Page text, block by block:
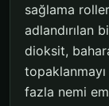
sağlama
adlandırılan
dioksit,
fazla nemi